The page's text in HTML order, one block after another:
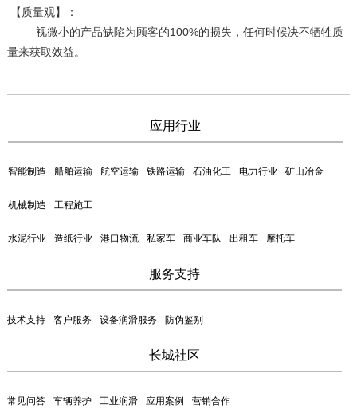
【质量观】：
视微小的产品缺陷为顾客的100%的损失，任何时候决不牺牲质
量来获取效益。
应用行业
智能制造 船舶运输 航空运输 铁路运输 石油化工 电力行业 矿山冶金
机械制造 工程施工
水泥行业 造纸行业 港口物流 私家车 商业车队 出租车 摩托车
服务支持
技术支持 客户服务 设备润滑服务 防伪鉴别
长城社区
常见问答 车辆养护 工业润滑 应用案例 营销合作